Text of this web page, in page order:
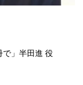
で」半田進 役